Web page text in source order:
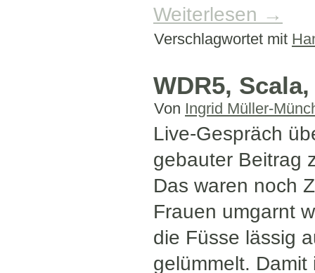
Weiterlesen →
Verschlagwortet mit
WDR5,
Von Ingrid Müller-
Live-Gespräch
gebauter Beitrag
Das waren noch
Frauen umgarnt
die Füsse lässig
gelümmelt.